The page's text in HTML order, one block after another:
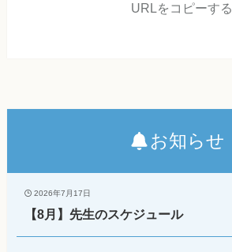
URLをコピーする
お知らせ
2026年7月17日
【8月】先生のスケジュール